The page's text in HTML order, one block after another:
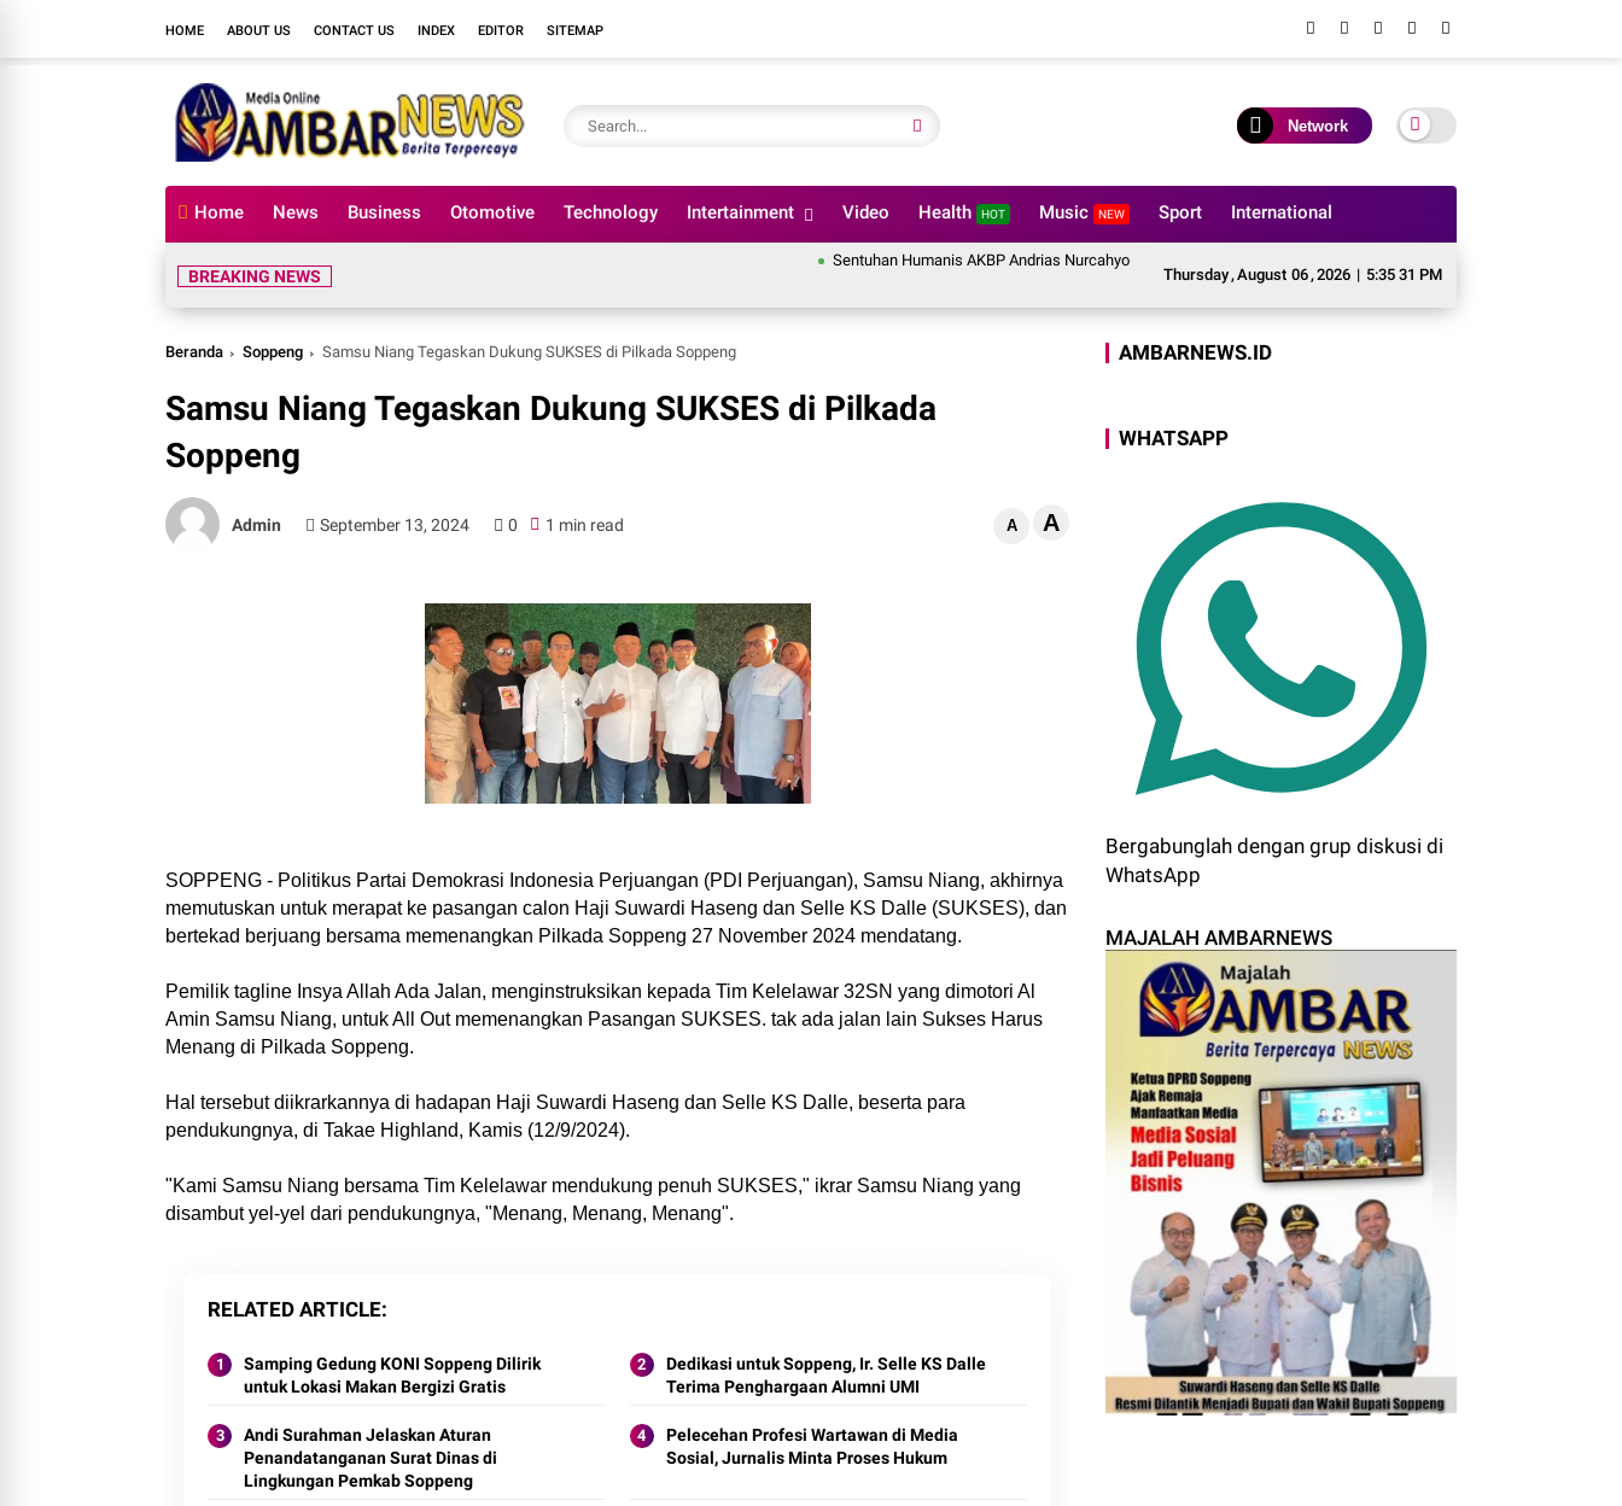
HOME ABOUT US CONTACT US INDEX EDITOR SITEMAP
Network
Home News Business Otomotive Technology Intertainment Video Health HOT Music NEW Sport International
Thursday,August 06,2026 | 5:35 32 PM
BREAKING NEWS
Sentuhan Humanis AKBP Andrias Nurcahyo Wibowo, Polres Luwu Pulihkan Harmoni Lewat Restorative Justice
Beranda Soppeng Samsu Niang Tegaskan Dukung SUKSES di Pilkada Soppeng
Samsu Niang Tegaskan Dukung SUKSES di Pilkada
Soppeng
Admin September 13, 2024 0 1 min read A A
SOPPENG - Politikus Partai Demokrasi Indonesia Perjuangan (PDI Perjuangan), Samsu Niang, akhirnya
memutuskan untuk merapat ke pasangan calon Haji Suwardi Haseng dan Selle KS Dalle (SUKSES), dan
bertekad berjuang bersama memenangkan Pilkada Soppeng 27 November 2024 mendatang.
Pemilik tagline Insya Allah Ada Jalan, menginstruksikan kepada Tim Kelelawar 32SN yang dimotori Al
Amin Samsu Niang, untuk All Out memenangkan Pasangan SUKSES. tak ada jalan lain Sukses Harus
Menang di Pilkada Soppeng.
Hal tersebut diikrarkannya di hadapan Haji Suwardi Haseng dan Selle KS Dalle, beserta para
pendukungnya, di Takae Highland, Kamis (12/9/2024).
"Kami Samsu Niang bersama Tim Kelelawar mendukung penuh SUKSES," ikrar Samsu Niang yang
disambut yel-yel dari pendukungnya, "Menang, Menang, Menang".
RELATED ARTICLE
Samping Gedung KONI Soppeng Dilirik
untuk Lokasi Makan Bergizi Gratis
Dedikasi untuk Soppeng, Ir. Selle KS Dalle
Terima Penghargaan Alumni UMI
Andi Surahman Jelaskan Aturan
Penandatanganan Surat Dinas di
Lingkungan Pemkab Soppeng
Pelecehan Profesi Wartawan di Media
Sosial, Jurnalis Minta Proses Hukum
AMBARNEWS.ID
WHATSAPP
Bergabunglah dengan grup diskusi di
WhatsApp
MAJALAH AMBARNEWS